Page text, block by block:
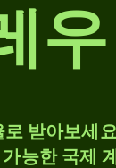
받아보세
능한 국제